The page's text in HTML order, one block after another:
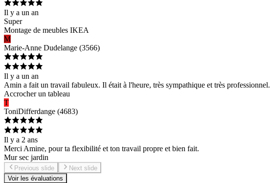
Il y a un an
Super
Montage de meubles IKEA
M
Marie-Anne Dudelange (3566)
Il y a un an
Amin a fait un travail fabuleux. Il était à l'heure, très sympathique et très professionnel.
Accrocher un tableau
T
ToniDifferdange (4683)
Il y a 2 ans
Merci Amine, pour ta flexibilité et ton travail propre et bien fait.
Mur sec jardin
Previous slide
Next slide
Voir les évaluations